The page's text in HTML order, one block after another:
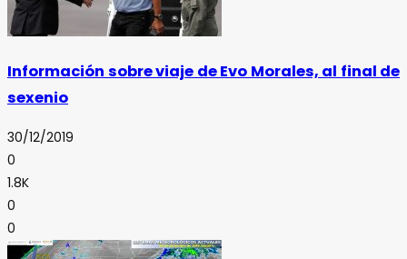
Información sobre viaje de Evo Morales, al final de
sexenio
30/12/2019
0
1.8K
0
0